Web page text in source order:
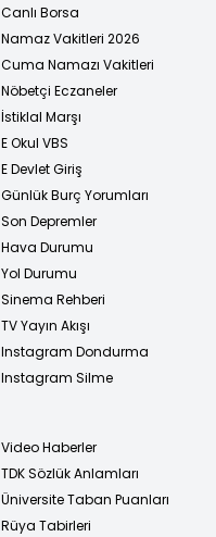
Canlı Borsa
Namaz Vakitleri 2026
Cuma Namazı Vakitleri
Nöbetçi Eczaneler
İstiklal Marşı
E Okul VBS
E Devlet Giriş
Günlük Burç Yorumları
Son Depremler
Hava Durumu
Yol Durumu
Sinema Rehberi
TV Yayın Akışı
Instagram Dondurma
Instagram Silme
Video Haberler
TDK Sözlük Anlamları
Üniversite Taban Puanları
Rüya Tabirleri